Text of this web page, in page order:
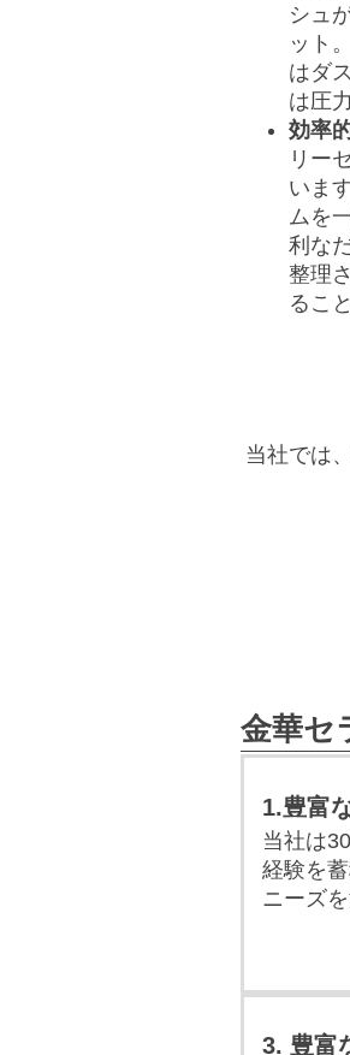
シュ
ット
はダ
は圧
効率
リー
いま
ムを
利な
整理
るこ
当社では
金華セ
1.豊富
当社は
経験を
ニーズ
3. 豊富